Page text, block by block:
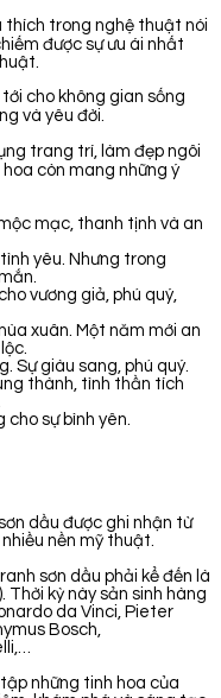
thích trong nghệ thuật nói
được sự ưu ái nhất
cho không gian sống
và yêu đời.
trang trí, làm đẹp ngôi
hoa còn mang những ý
mạc, thanh tịnh và an
yêu. Nhưng trong
vương giả, phú quý,
xuân. Một năm mới an
Sự giàu sang, phú quý.
thành, tình thần tích
cho sự bình yên.
dầu được ghi nhận từ
nền mỹ thuật.
sơn dầu phải kể đến là
Thời kỳ này sản sinh hàng
da Vinci, Pieter
Bosch,
những tinh hoa của